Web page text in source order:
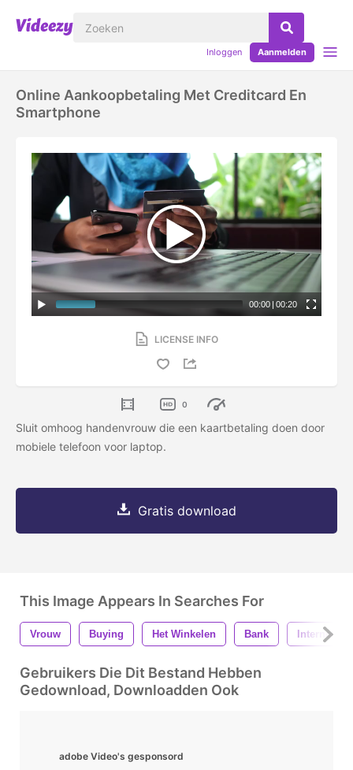
Inloggen Aanmelden
Online Aankoopbetaling Met Creditcard En
Smartphone
00:00 | 00:20
LICENSE INFO
0
Sluit omhoog handenvrouw die een kaartbetaling doen door
mobiele telefoon voor laptop.
Gratis download
This Image Appears In Searches For
Vrouw Buying Het Winkelen Bank Internet
Gebruikers Die Dit Bestand Hebben
Gedownload, Downloadden Ook
adobe Video's gesponsord